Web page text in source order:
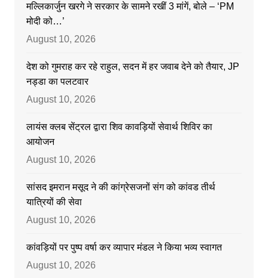
मल्लिकार्जुन खरगे ने सरकार के सामने रखीं 3 मांगें, बोले – ‘PM
मोदी को…’
August 10, 2026
देश को गुमराह कर रहे राहुल, सदन में हर जवाब देने को तैयार, JP
नड्डा का पलटवार
August 10, 2026
लायंस क्लब सेंट्रल द्वारा शिव कावड़ियों सेवार्थ शिविर का
आयोजन
August 10, 2026
सांसद इमरान मसूद ने की कांग्रेसजनों संग को कांवड तीर्थ
यात्रियों की सेवा
August 10, 2026
कांवड़ियों पर पुष्प वर्षा कर व्यापार मंडल ने किया भव्य स्वागत
August 10, 2026